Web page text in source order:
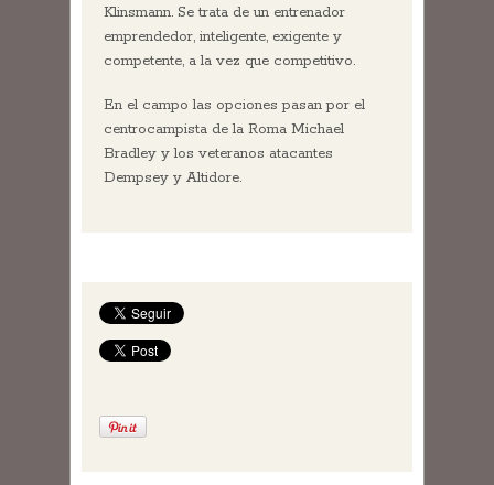
Klinsmann. Se trata de un entrenador
emprendedor, inteligente, exigente y
competente, a la vez que competitivo.
En el campo las opciones pasan por el
centrocampista de la Roma Michael
Bradley y los veteranos atacantes
Dempsey y Altidore.